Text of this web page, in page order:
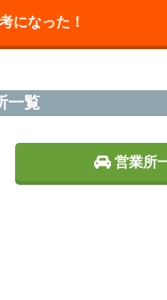
になった！
一覧
営業所